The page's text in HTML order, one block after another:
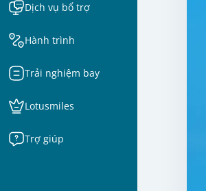
Dịch vụ bổ trợ
Hành trình
Trải nghiệm bay
Lotusmiles
Trợ giúp